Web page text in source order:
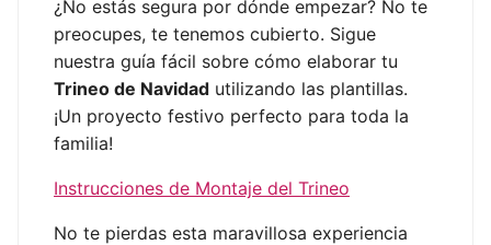
¿No estás segura por dónde empezar? No te
preocupes, te tenemos cubierto. Sigue
nuestra guía fácil sobre cómo elaborar tu
Trineo de Navidad utilizando las plantillas.
¡Un proyecto festivo perfecto para toda la
familia!
Instrucciones de Montaje del Trineo
No te pierdas esta maravillosa experiencia